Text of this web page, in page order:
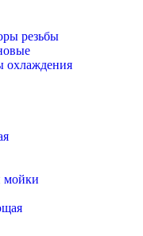
резьбы
охлаждения
мойки